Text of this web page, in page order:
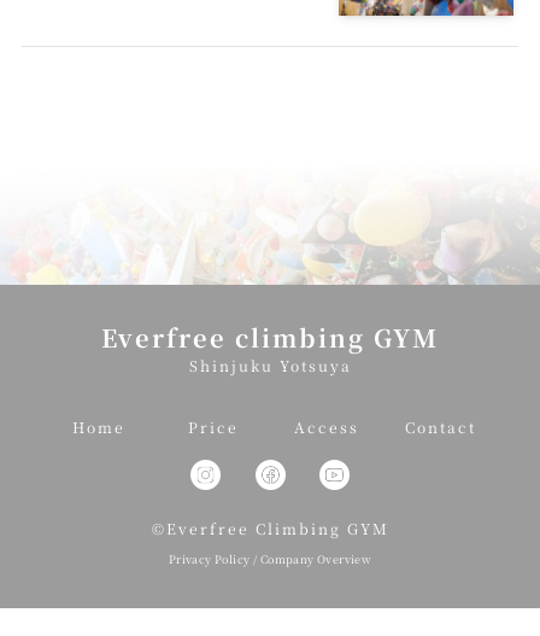
Everfree climbing GYM
Shinjuku Yotsuya
Home Price Access Contact
©Everfree Climbing GYM
Privacy Policy / Company Overview